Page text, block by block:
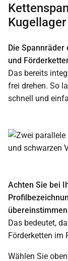
Kugellager
Die Spannräder
und
Das bereits
frei drehen. So
schnell und
Achten Sie bei
Das bedeutet,
Förderketten im
Wählen Sie